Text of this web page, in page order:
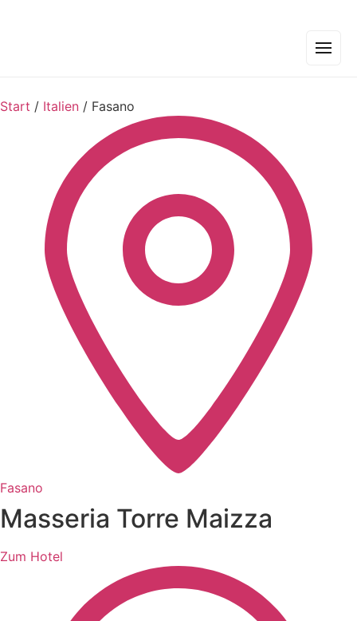
Start / Italien / Fasano
Fasano
Masseria Torre Maizza
Zum Hotel